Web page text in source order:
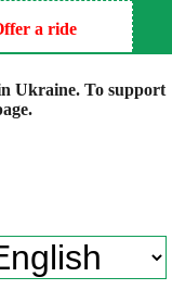
a ride
Ukraine. To support